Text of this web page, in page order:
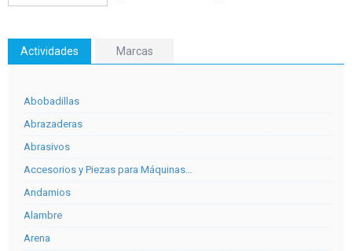
Actividades Marcas
Abobadillas
Abrazaderas
Abrasivos
Accesorios y Piezas para Máquinas…
Andamios
Alambre
Arena